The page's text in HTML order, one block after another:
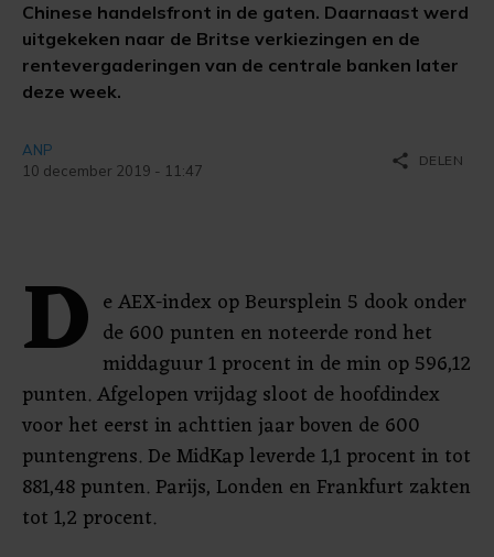
Chinese handelsfront in de gaten. Daarnaast werd
uitgekeken naar de Britse verkiezingen en de
rentevergaderingen van de centrale banken later
deze week.
ANP
10 december 2019 - 11:47
share DELEN
D e AEX-index op Beursplein 5 dook onder
de 600 punten en noteerde rond het
middaguur 1 procent in de min op 596,12
punten. Afgelopen vrijdag sloot de hoofdindex
voor het eerst in achttien jaar boven de 600
puntengrens. De MidKap leverde 1,1 procent in tot
881,48 punten. Parijs, Londen en Frankfurt zakten
tot 1,2 procent.